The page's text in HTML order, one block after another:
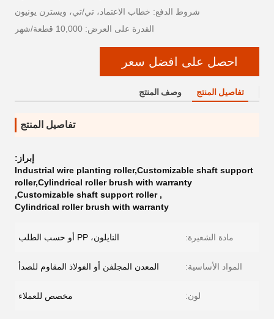
شروط الدفع: خطاب الاعتماد، تي/تي، ويسترن يونيون
القدرة على العرض: 10,000 قطعة/شهر
احصل على افضل سعر
تفاصيل المنتج وصف المنتج
تفاصيل المنتج
إبراز:
Industrial wire planting roller,Customizable shaft support
roller,Cylindrical roller brush with warranty
,
Customizable shaft support roller
,
Cylindrical roller brush with warranty
مادة الشعيرة: النايلون، PP أو حسب الطلب
المواد الأساسية: المعدن المجلفن أو الفولاذ المقاوم للصدأ
لون: مخصص للعملاء